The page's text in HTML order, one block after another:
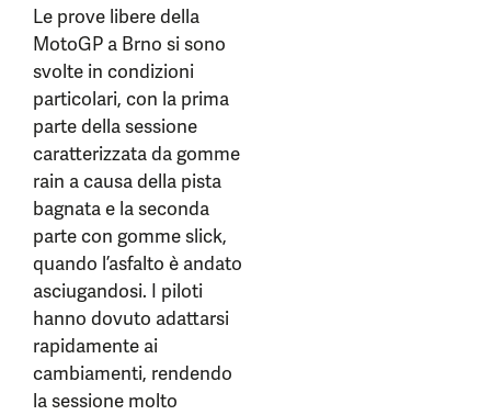
Le prove libere della
MotoGP a Brno si sono
svolte in condizioni
particolari, con la prima
parte della sessione
caratterizzata da gomme
rain a causa della pista
bagnata e la seconda
parte con gomme slick,
quando l’asfalto è andato
asciugandosi. I piloti
hanno dovuto adattarsi
rapidamente ai
cambiamenti, rendendo
la sessione molto